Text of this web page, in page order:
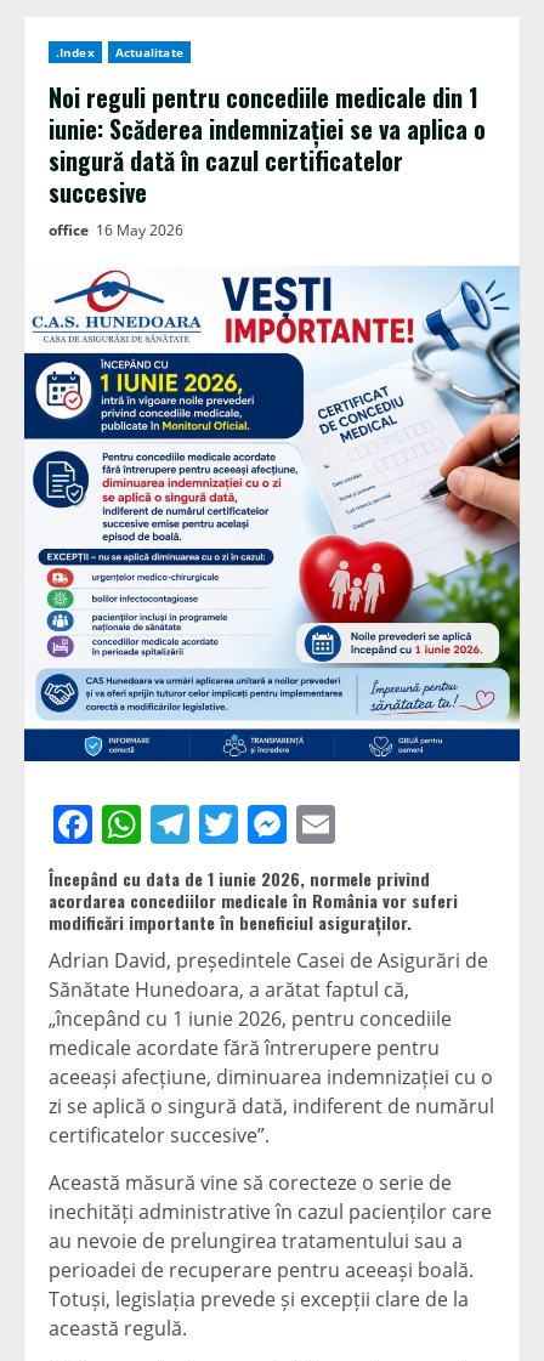
.Index Actualitate
Noi reguli pentru concediile medicale din 1
iunie: Scăderea indemnizației se va aplica o
singură dată în cazul certificatelor
succesive
office 16 May 2026
Facebook
WhatsApp
Telegram
TwitterMessenger
Începând cu data de 1 iunie 2026, normele privind
acordarea concediilor medicale în România vor suferi
modificări importante în beneficiul asiguraților.
Adrian David, președintele Casei de Asigurări de
Sănătate Hunedoara, a arătat faptul că,
„începând cu 1 iunie 2026, pentru concediile
medicale acordate fără întrerupere pentru
aceeași afecțiune, diminuarea indemnizației cu o
zi se aplică o singură dată, indiferent de numărul
certificatelor succesive”.
Această măsură vine să corecteze o serie de
inechități administrative în cazul pacienților care
au nevoie de prelungirea tratamentului sau a
perioadei de recuperare pentru aceeași boală.
Totuși, legislația prevede și excepții clare de la
această regulă.